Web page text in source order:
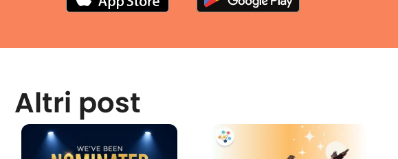
Altri post